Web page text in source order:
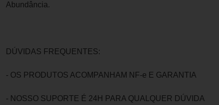
Abundância.
DÚVIDAS FREQUENTES:
- OS PRODUTOS ACOMPANHAM NF-e E GARANTIA
- NOSSO SUPORTE É 24H PARA QUALQUER DÚVIDA